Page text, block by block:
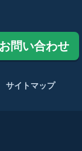
問い合わせ
サイトマップ